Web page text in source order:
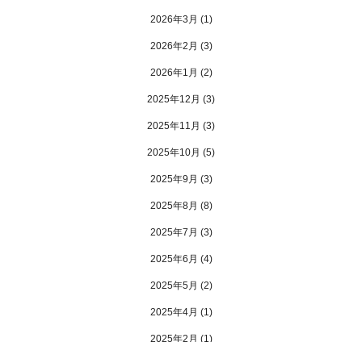
2026年3月 (1)
2026年2月 (3)
2026年1月 (2)
2025年12月 (3)
2025年11月 (3)
2025年10月 (5)
2025年9月 (3)
2025年8月 (8)
2025年7月 (3)
2025年6月 (4)
2025年5月 (2)
2025年4月 (1)
2025年2月 (1)